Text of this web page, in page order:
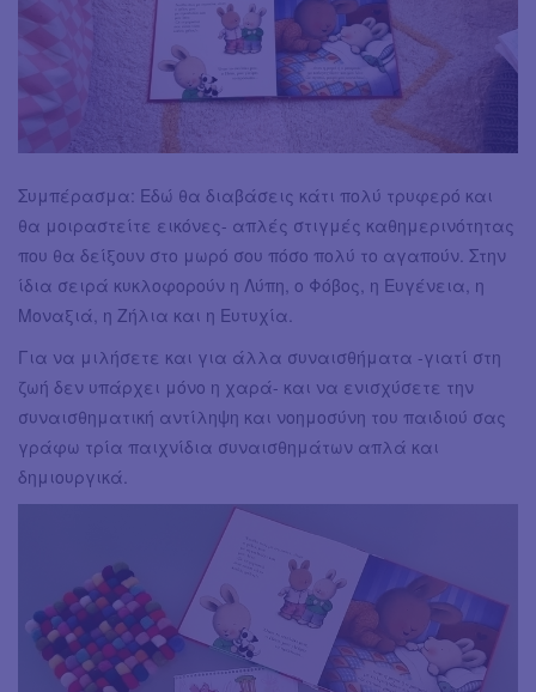
Συμπέρασμα: Εδώ θα διαβάσεις κάτι πολύ τρυφερό και
θα μοιραστείτε εικόνες- απλές στιγμές καθημερινότητας
που θα δείξουν στο μωρό σου πόσο πολύ το αγαπούν. Στην
ίδια σειρά κυκλοφορούν η Λύπη, ο Φόβος, η Ευγένεια, η
Μοναξιά, η Ζήλια και η Ευτυχία.
Για να μιλήσετε και για άλλα συναισθήματα -γιατί στη
ζωή δεν υπάρχει μόνο η χαρά- και να ενισχύσετε την
συναισθηματική αντίληψη και νοημοσύνη του παιδιού σας
γράφω τρία παιχνίδια συναισθημάτων απλά και
δημιουργικά.